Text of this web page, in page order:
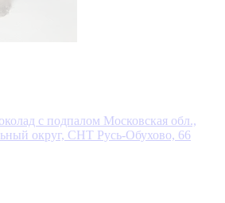
с подпалом Московская обл.,
округ, СНТ Русь-Обухово, 66